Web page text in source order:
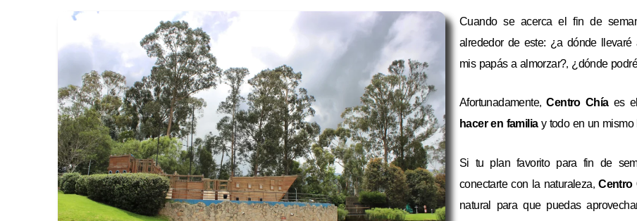
Cuando se acerca el fin de
alrededor de este: ¿a dónde
mis papás a almorzar?, ¿dónde
Afortunadamente,Centro Chíaes el
hacer en familiay todo en un mismo
Si tu plan favorito para fin de
conectarte con la naturaleza,Centro
natural para que puedas